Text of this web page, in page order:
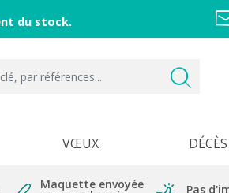
du stock.
VŒUX DÉCÈS
Maquette envoyée Pas